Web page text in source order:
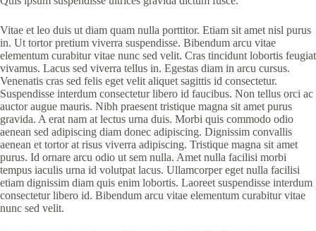
Vitae et leo duis ut diam quam nulla porttitor. Etiam sit amet nisl purus
in. Ut tortor pretium viverra suspendisse. Bibendum arcu vitae
elementum curabitur vitae nunc sed velit. Cras tincidunt lobortis feugiat
vivamus. Lacus sed viverra tellus in. Egestas diam in arcu cursus.
Venenatis cras sed felis eget velit aliquet sagittis id consectetur.
Suspendisse interdum consectetur libero id faucibus. Non tellus orci ac
auctor augue mauris. Nibh praesent tristique magna sit amet purus
gravida. A erat nam at lectus urna duis. Morbi quis commodo odio
aenean sed adipiscing diam donec adipiscing. Dignissim convallis
aenean et tortor at risus viverra adipiscing. Tristique magna sit amet
purus. Id ornare arcu odio ut sem nulla. Amet nulla facilisi morbi
tempus iaculis urna id volutpat lacus. Ullamcorper eget nulla facilisi
etiam dignissim diam quis enim lobortis. Laoreet suspendisse interdum
consectetur libero id. Bibendum arcu vitae elementum curabitur vitae
nunc sed velit.